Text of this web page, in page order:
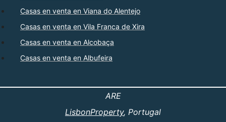
Casas en venta en Viana do Alentejo
Casas en venta en Vila Franca de Xira
Casas en venta en Alcobaça
Casas en venta en Albufeira
ARE
LisbonProperty, Portugal